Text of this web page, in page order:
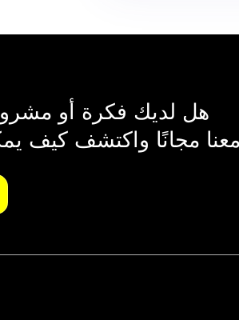
هل لديك فكرة أو
مجانًا واكتشف كيف